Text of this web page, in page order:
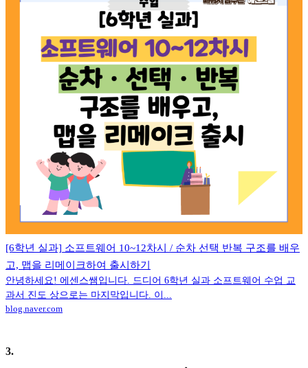
[6학년 실과] 소프트웨어 10~12차시 / 순차 선택 반복 구조를 배우
고, 맵을 리메이크하여 출시하기
안녕하세요! 에센스쌤입니다. 드디어 6학년 실과 소프트웨어 수업 교
과서 진도 상으로는 마지막입니다. 이...
blog.naver.com
3.